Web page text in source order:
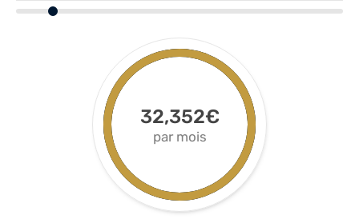
32,352€
par mois